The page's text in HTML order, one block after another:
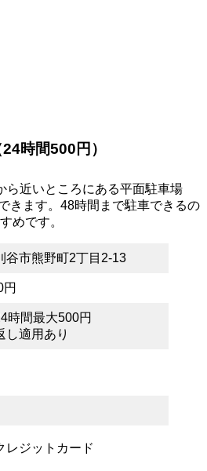
時間500円）
ら近いところにある平面駐車場
きます。48時間まで駐車できるの
めです。
谷市熊野町2丁目2-13
時間最大500円
適用あり
レジットカード